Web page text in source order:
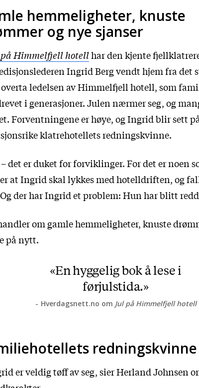
hemmeligheter, knuste
og nye sjanser
Himmelfjell hotellhar den kjente
Ingrid Berg vendt hjem fra det
ledelsen av Himmelfjell hotell, som
i generasjoner. Julen nærmer seg, og
Forventningene er høye, og Ingrid blir sett
klatrehotellets redningskvinne.
det er duket for forviklinger. For det er noen
at Ingrid skal lykkes med hotelldriften, og
der har Ingrid et problem: Hun har blitt
om gamle hemmeligheter, knuste
på nytt.
En hyggelig bok å lese i
førjulstida.
Hverdagsnett.no om Jul på Himmelfjell hotell
redningskvinne
er veldig tøff av seg, sier Herland Johnsen